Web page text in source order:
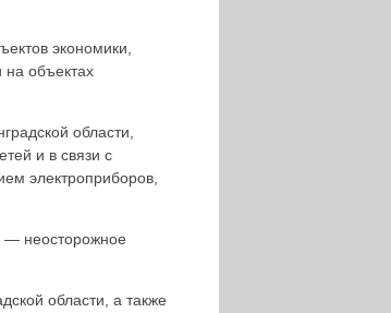
экономики,
объектах
области,
и в связи с
электроприборов,
— неосторожное
области, а также